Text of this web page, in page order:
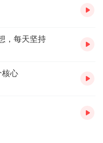
，每天坚持
核心